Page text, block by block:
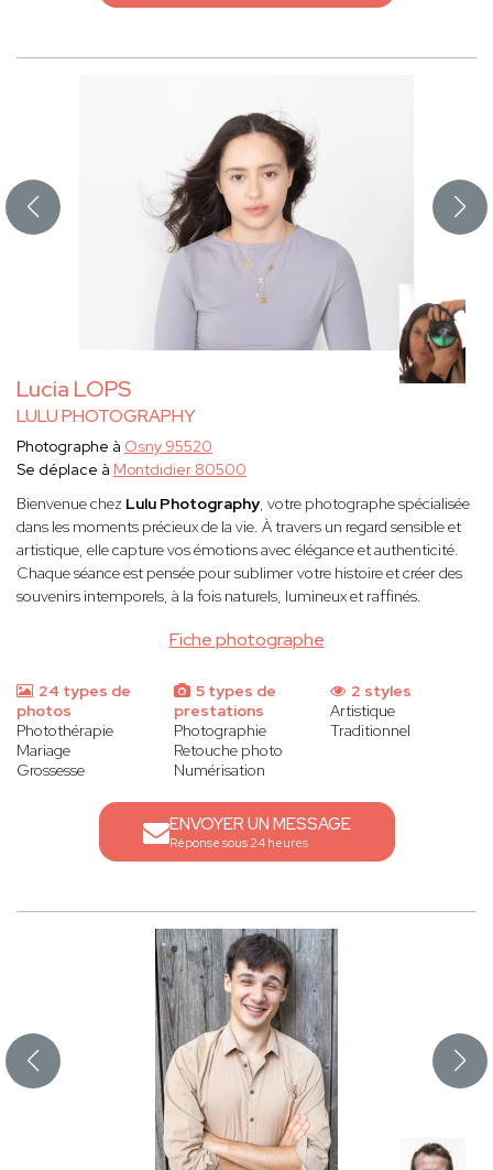
Lucia LOPS
LULU PHOTOGRAPHY
Fiche photographe
Photographe à Osny 95520
Se déplace à Montdidier 80500
Bienvenue chez Lulu Photography, votre photographe spécialisée
dans les moments précieux de la vie. À travers un regard sensible et
artistique, elle capture vos émotions avec élégance et authenticité.
Chaque séance est pensée pour sublimer votre histoire et créer des
souvenirs intemporels, à la fois naturels, lumineux et raffinés.
24 types de
photos
Photothérapie
Mariage
Grossesse
5 types de
prestations
Photographie
Retouche photo
Numérisation
2 styles
Artistique
Traditionnel
ENVOYER UN MESSAGE
Réponse sous 24 heures